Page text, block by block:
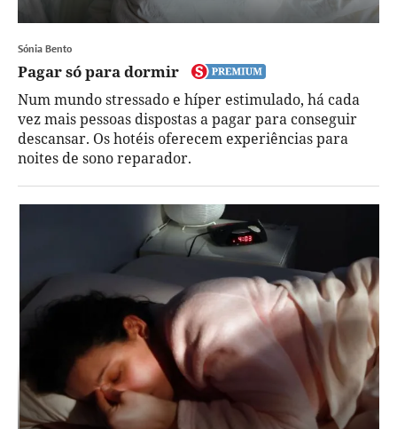
Sónia Bento
Pagar só para dormir
Num mundo stressado e híper estimulado, há cada
vez mais pessoas dispostas a pagar para conseguir
descansar. Os hotéis oferecem experiências para
noites de sono reparador.